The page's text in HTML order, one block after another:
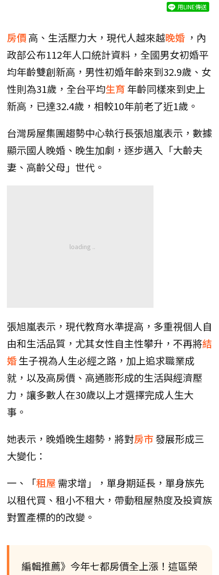
用LINE傳送
房價高、生活壓力大，現代人越來越晚婚 ，內
政部公布112年人口統計資料，全國男女初婚平
均年齡雙創新高，男性初婚年齡來到32.9歲、女
性則為31歲，全台平均生育 年齡同樣來到史上
新高，已達32.4歲，相較10年前老了近1歲。
台灣房屋集團趨勢中心執行長張旭嵐表示，數據
顯示國人晚婚、晚生加劇，逐步邁入「大齡夫
妻、高齡父母」世代。
張旭嵐表示，現代教育水準提高，多重視個人自
由和生活品質，尤其女性自主性攀升，不再將結
婚生子視為人生必經之路，加上追求職業成
就，以及高房價、高通膨形成的生活與經濟壓
力，讓多數人在30歲以上才選擇完成人生大
事。
她表示，晚婚晚生趨勢，將對房市發展形成三
大變化：
一、「租屋 需求增」，單身期延長，單身族先
以租代買、租小不租大，帶動租屋熱度及投資族
對置產標的的改變。
編輯推薦》今年七都房價全上漲！這區榮